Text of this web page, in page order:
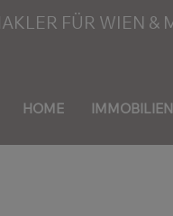
HOME IMMOBILIEN